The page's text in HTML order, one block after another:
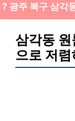
? 광주 북구 삼각
삼각동
으로 저